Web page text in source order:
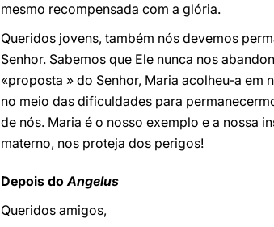
mesmo recompensada com a glória.
Queridos jovens, também nós devemos
Senhor. Sabemos que Ele nunca nos
«proposta » do Senhor, Maria acolheu-a em
no meio das dificuldades para
de nós. Maria é o nosso exemplo e a nossa
materno, nos proteja dos perigos!
Depois doAngelus
Queridos amigos,